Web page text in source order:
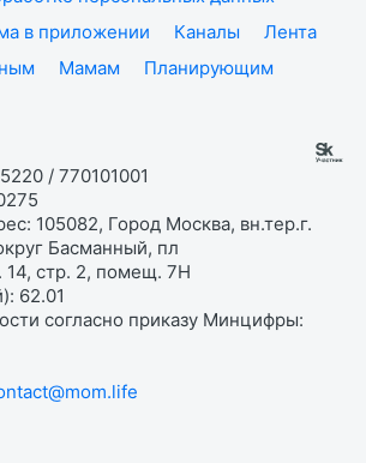
в приложении Каналы
Лента
Мамам
Планирующим
/ 770101001
105082, Город Москва, вн.тер.г.
Басманный, пл
14, стр. 2, помещ. 7Н
62.01
согласно приказу Минцифры: